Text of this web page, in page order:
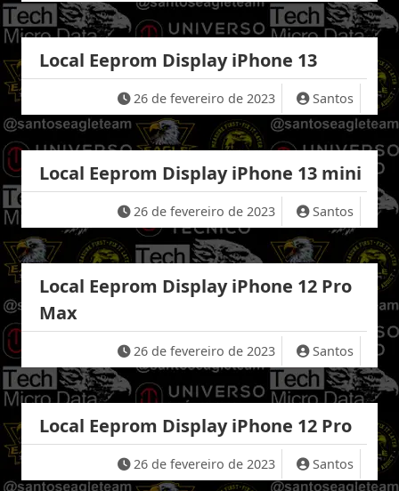
Local Eeprom Display iPhone 13
26 de fevereiro de 2023 Santos
Local Eeprom Display iPhone 13 mini
26 de fevereiro de 2023 Santos
Local Eeprom Display iPhone 12 Pro
Max
26 de fevereiro de 2023 Santos
Local Eeprom Display iPhone 12 Pro
26 de fevereiro de 2023 Santos